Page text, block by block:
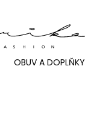
OBUV A DOPLŇKY